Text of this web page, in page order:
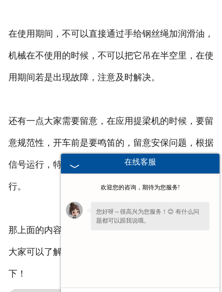
在使用期间，不可以直接通过手给钢丝绳加润滑油，
机械在不使用的时候，不可以把它吊在半空里，在使
用期间若是出现故障，注意及时解决。
还有一点大家需要留意，在应用提梁机的时候，要留
意规范性，开车前是要鸣笛的，留意安保问题，根据
信号运行，特别是收到紧急信号的信息时，要马上执
行。
那上面的内容就是提梁机在使用期间需要留意的了，
大家可以了解一下！在平时使用的时候也要注意一
下！
在线客服
欢迎您的咨询，期待为您服务!
您好呀～很高兴为您服务！😊 有什么问
题都可以跟我说哦。